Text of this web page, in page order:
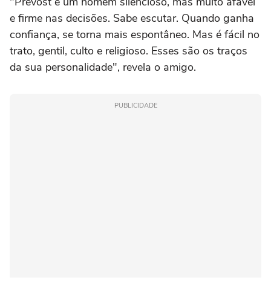
e firme nas decisões. Sabe escutar. Quando ganha
confiança, se torna mais espontâneo. Mas é fácil no
trato, gentil, culto e religioso. Esses são os traços
da sua personalidade", revela o amigo.
PUBLICIDADE